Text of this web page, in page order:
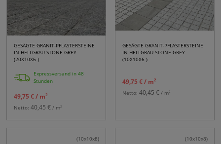
GESÄGTE GRANIT-PFLASTERSTEINE
IN HELLGRAU STONE GREY
(20X10X6 )
Expressversand in 48
Stunden
49,75 €/ m2
Netto: 40,45 € / m2
GESÄGTE GRANIT-PFLASTERSTEINE
IN HELLGRAU STONE GREY
(10X10X6 )
49,75 €/ m2
Netto: 40,45 € / m2
(10x10x8) (10x10x8)